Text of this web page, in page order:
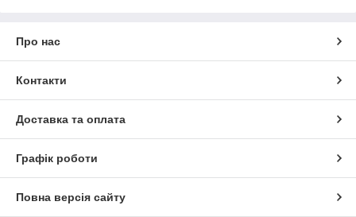
Про нас
Контакти
Доставка та оплата
Графік роботи
Повна версія сайту